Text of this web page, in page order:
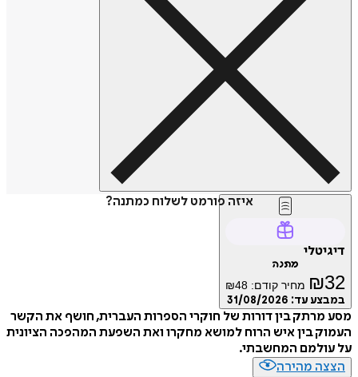
איזה פורמט לשלוח כמתנה?
דיגיטלי
מתנה
₪32 מחיר קודם: ₪48
במבצע עד: 31/08/2026
מסע מרתק בין דורות של חוקרי הספרות העברית, חושף את הקשר
העמוק בין איש הרוח למושא מחקרו ואת השפעת המהפכה הציונית
על עולמם המחשבתי.
הצצה מהירה